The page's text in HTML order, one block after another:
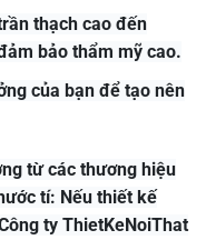
thạch cao đến
bảo thẩm mỹ cao.
của bạn để tạo nên
từ các thương hiệu
tí: Nếu thiết kế
ty ThietKeNoiThat